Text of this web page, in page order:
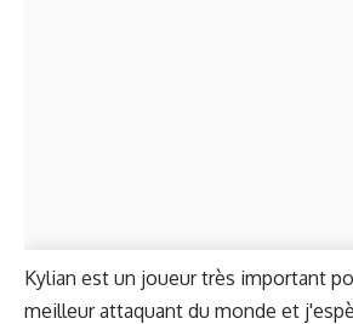
Kylian est un joueur très important
meilleur attaquant du monde et